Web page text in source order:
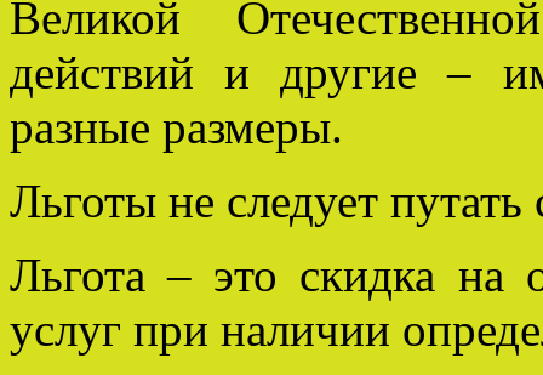
Великой
действий и другие –
разные размеры.
Льготы не следует путать
Льгота – это скидка на
услуг при наличии